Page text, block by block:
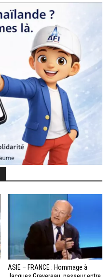
ASIE – FRANCE : Hommage à